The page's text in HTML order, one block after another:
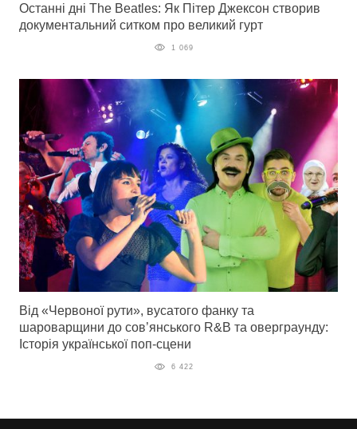
Останні дні The Beatles: Як Пітер Джексон створив
документальний ситком про великий гурт
1 069
Від «Червоної рути», вусатого фанку та
шароварщини до сов’янського R&B та оверграунду:
Історія української поп-сцени
6 422